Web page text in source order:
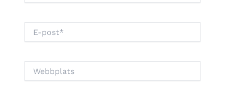
post*